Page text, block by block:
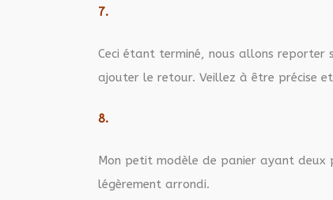
7.
Ceci étant terminé, nous allons reporter
ajouter le retour. Veillez à être précise
8.
Mon petit modèle de panier ayant deux
légèrement arrondi.